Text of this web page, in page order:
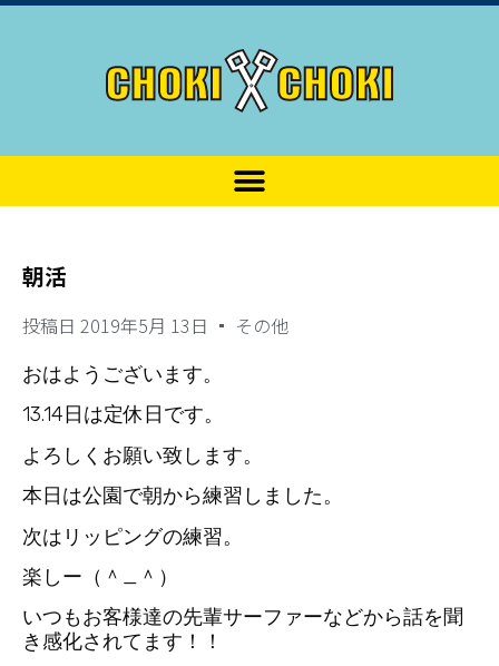
朝活
投稿日 2019年5月 13日 その他
おはようございます。
13.14日は定休日です。
よろしくお願い致します。
本日は公園で朝から練習しました。
次はリッピングの練習。
楽しー（＾_＾）
いつもお客様達の先輩サーファーなどから話を聞
き感化されてます！！